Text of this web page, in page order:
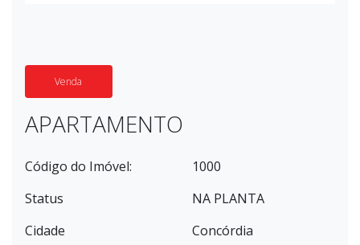
Venda
APARTAMENTO
Código do Imóvel:
1000
Status
NA PLANTA
Cidade
Concórdia